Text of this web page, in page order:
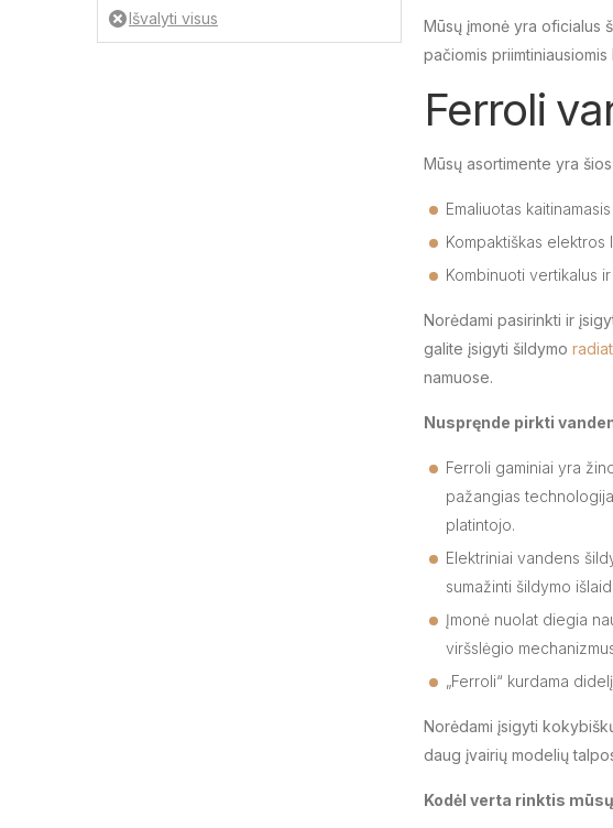
Mūsų įmonė yra oficialus
pačiomis priimtiniausiomis
Ferroli
Mūsų asortimente yra
Emaliuotas
Kompaktiškas elektros
Kombinuoti vertikalus
Norėdami pasirinkti ir
galite įsigyti šildymo
namuose.
Nuspręnde pirkti
Ferroli gaminiai yra
pažangias
platintojo.
Elektriniai vandens
sumažinti šildymo
Įmonė nuolat diegia
viršslėgio
„Ferroli“ kurdama
Norėdami įsigyti
daug įvairių modelių
Kodėl verta rinktis